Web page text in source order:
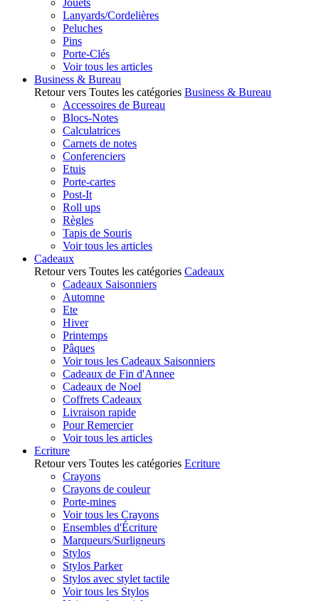
Jouets
Lanyards/Cordelières
Peluches
Pins
Porte-Clés
Voir tous les articles
Business & Bureau
Retour vers Toutes les catégories Business & Bureau
Accessoires de Bureau
Blocs-Notes
Calculatrices
Carnets de notes
Conferenciers
Etuis
Porte-cartes
Post-It
Roll ups
Règles
Tapis de Souris
Voir tous les articles
Cadeaux
Retour vers Toutes les catégories Cadeaux
Cadeaux Saisonniers
Automne
Ete
Hiver
Printemps
Pâques
Voir tous les Cadeaux Saisonniers
Cadeaux de Fin d'Annee
Cadeaux de Noel
Coffrets Cadeaux
Livraison rapide
Pour Remercier
Voir tous les articles
Ecriture
Retour vers Toutes les catégories Ecriture
Crayons
Crayons de couleur
Porte-mines
Voir tous les Crayons
Ensembles d'Écriture
Marqueurs/Surligneurs
Stylos
Stylos Parker
Stylos avec stylet tactile
Voir tous les Stylos